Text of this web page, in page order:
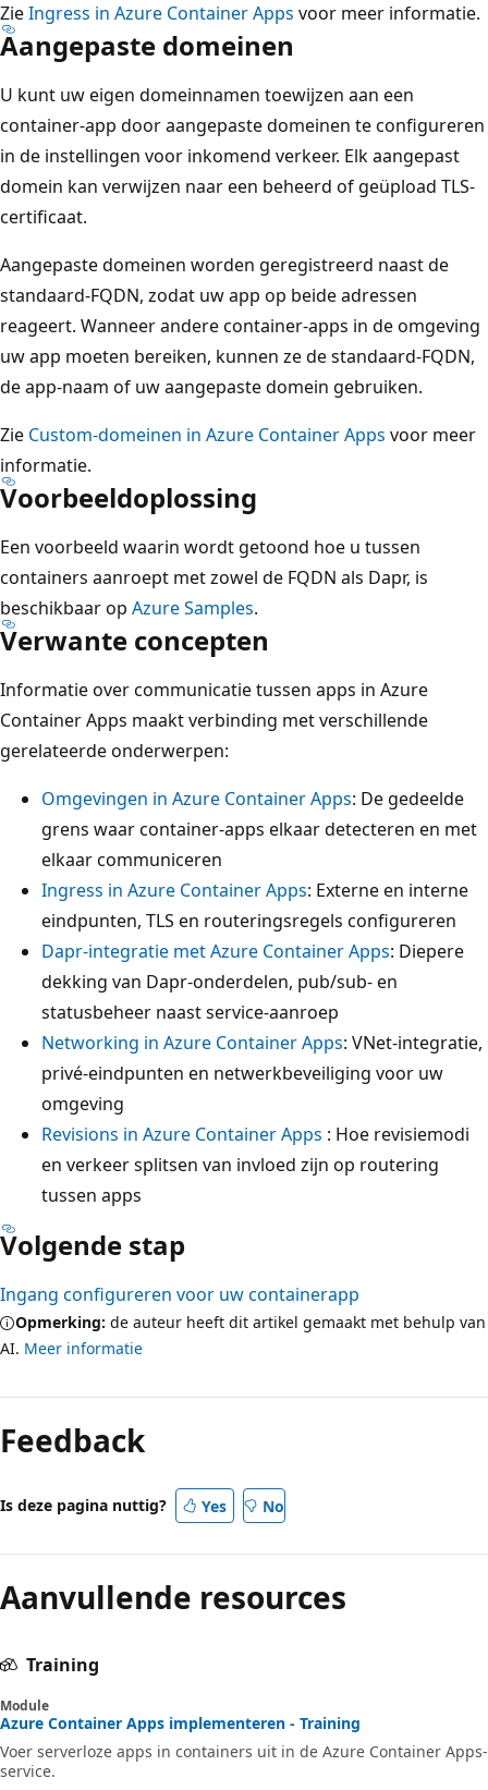
ZieIngress in Azure Container Apps voor meer informatie.
Aangepaste domeinen
U kunt uw eigen domeinnamen toewijzen aan een
container-app door aangepaste domeinen te configureren
in de instellingen voor inkomend verkeer. Elk aangepast
domein kan verwijzen naar een beheerd of geüpload TLS-
certificaat.
Aangepaste domeinen worden geregistreerd naast de
standaard-FQDN, zodat uw app op beide adressen
reageert. Wanneer andere container-apps in de omgeving
uw app moeten bereiken, kunnen ze de standaard-FQDN,
de app-naam of uw aangepaste domein gebruiken.
Zie Custom-domeinen in Azure Container Apps voor meer
informatie.
Voorbeeldoplossing
Een voorbeeld waarin wordt getoond hoe u tussen
containers aanroept met zowel de FQDN als Dapr, is
beschikbaar op Azure Samples.
Verwante concepten
Informatie over communicatie tussen apps in Azure
Container Apps maakt verbinding met verschillende
gerelateerde onderwerpen:
Omgevingen in Azure Container Apps: De gedeelde
grens waar container-apps elkaar detecteren en met
elkaar communiceren
Ingress in Azure Container Apps: Externe en interne
eindpunten, TLS en routeringsregels configureren
Dapr-integratie met Azure Container Apps: Diepere
dekking van Dapr-onderdelen, pub/sub- en
statusbeheer naast service-aanroep
Networking in Azure Container Apps: VNet-integratie,
privé-eindpunten en netwerkbeveiliging voor uw
omgeving
Revisions in Azure Container Apps : Hoe revisiemodi
en verkeer splitsen van invloed zijn op routering
tussen apps
Volgende stap
Ingang configureren voor uw containerapp
Opmerking: de auteur heeft dit artikel gemaakt met behulp van
AI. Meer informatie
Feedback
Is deze pagina nuttig? Yes No
Aanvullende resources
Training
Module
Azure Container Apps implementeren - Training
Voer serverloze apps in containers uit in de Azure Container Apps-
service.